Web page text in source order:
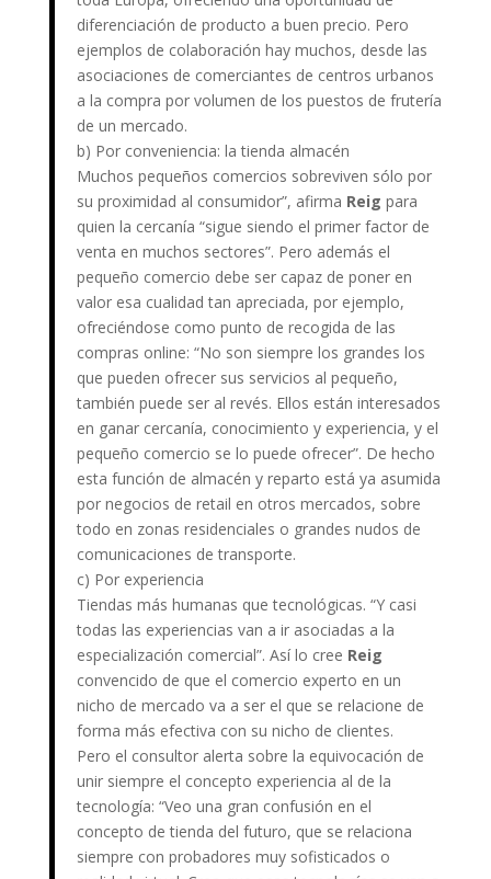
diferenciación de producto a buen precio. Pero
ejemplos de colaboración hay muchos, desde las
asociaciones de comerciantes de centros urbanos
a la compra por volumen de los puestos de frutería
de un mercado.
b) Por conveniencia: la tienda almacén
Muchos pequeños comercios sobreviven sólo por
su proximidad al consumidor”, afirma Reig para
quien la cercanía “sigue siendo el primer factor de
venta en muchos sectores”. Pero además el
pequeño comercio debe ser capaz de poner en
valor esa cualidad tan apreciada, por ejemplo,
ofreciéndose como punto de recogida de las
compras online: “No son siempre los grandes los
que pueden ofrecer sus servicios al pequeño,
también puede ser al revés. Ellos están interesados
en ganar cercanía, conocimiento y experiencia, y el
pequeño comercio se lo puede ofrecer”. De hecho
esta función de almacén y reparto está ya asumida
por negocios de retail en otros mercados, sobre
todo en zonas residenciales o grandes nudos de
comunicaciones de transporte.
c) Por experiencia
Tiendas más humanas que tecnológicas. “Y casi
todas las experiencias van a ir asociadas a la
especialización comercial”. Así lo cree Reig
convencido de que el comercio experto en un
nicho de mercado va a ser el que se relacione de
forma más efectiva con su nicho de clientes.
Pero el consultor alerta sobre la equivocación de
unir siempre el concepto experiencia al de la
tecnología: “Veo una gran confusión en el
concepto de tienda del futuro, que se relaciona
siempre con probadores muy sofisticados o